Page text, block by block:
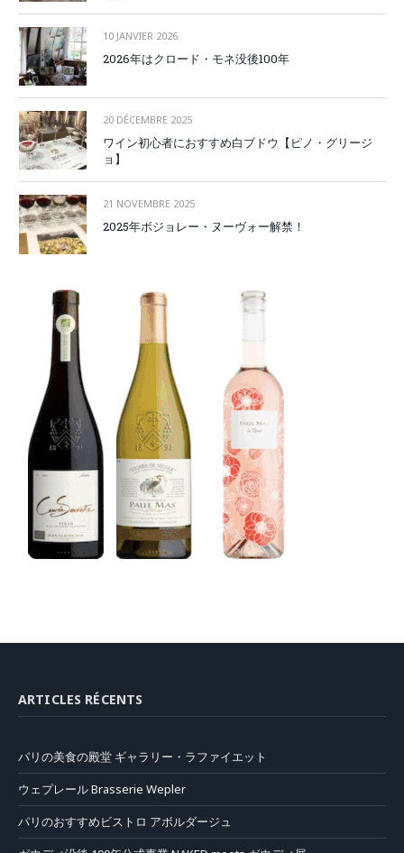
10 JANVIER 2026
2026年はクロード・モネ没後100年
20 DÉCEMBRE 2025
ワイン初心者におすすめ白ブドウ【ピノ・グリージ
ョ】
21 NOVEMBRE 2025
2025年ボジョレー・ヌーヴォー解禁！
ARTICLES RÉCENTS
パリの美食の殿堂 ギャラリー・ラファイエット
ウェプレール Brasserie Wepler
パリのおすすめビストロ アボルダージュ